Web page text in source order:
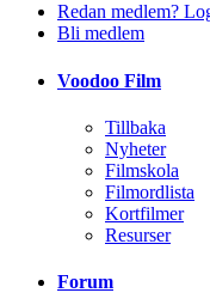
Redan medlem?
Bli medlem
Voodoo Film
Tillbaka
Nyheter
Filmskola
Filmordlista
Kortfilmer
Resurser
Forum